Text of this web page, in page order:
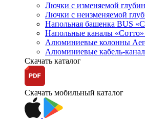
Лючки с изменяемой
Лючки с неизменяемой
Напольная башенка BUS
Напольные каналы «Сотто»
Алюминиевые колонны
Алюминиевые кабель-
Скачать каталог
Скачать мобильный каталог